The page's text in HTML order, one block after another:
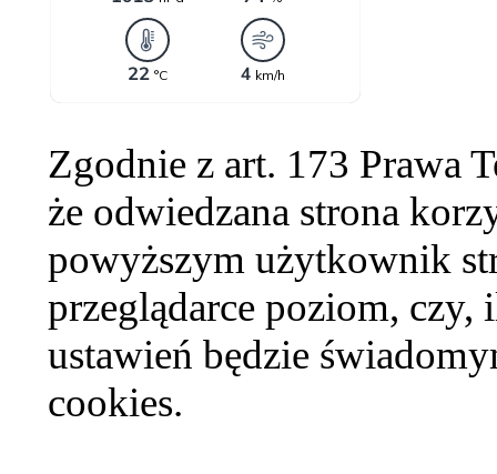
Zgodnie z art. 173 Prawa
że odwiedzana strona
powyższym użytkownik
przeglądarce poziom,
ustawień będzie
cookies.